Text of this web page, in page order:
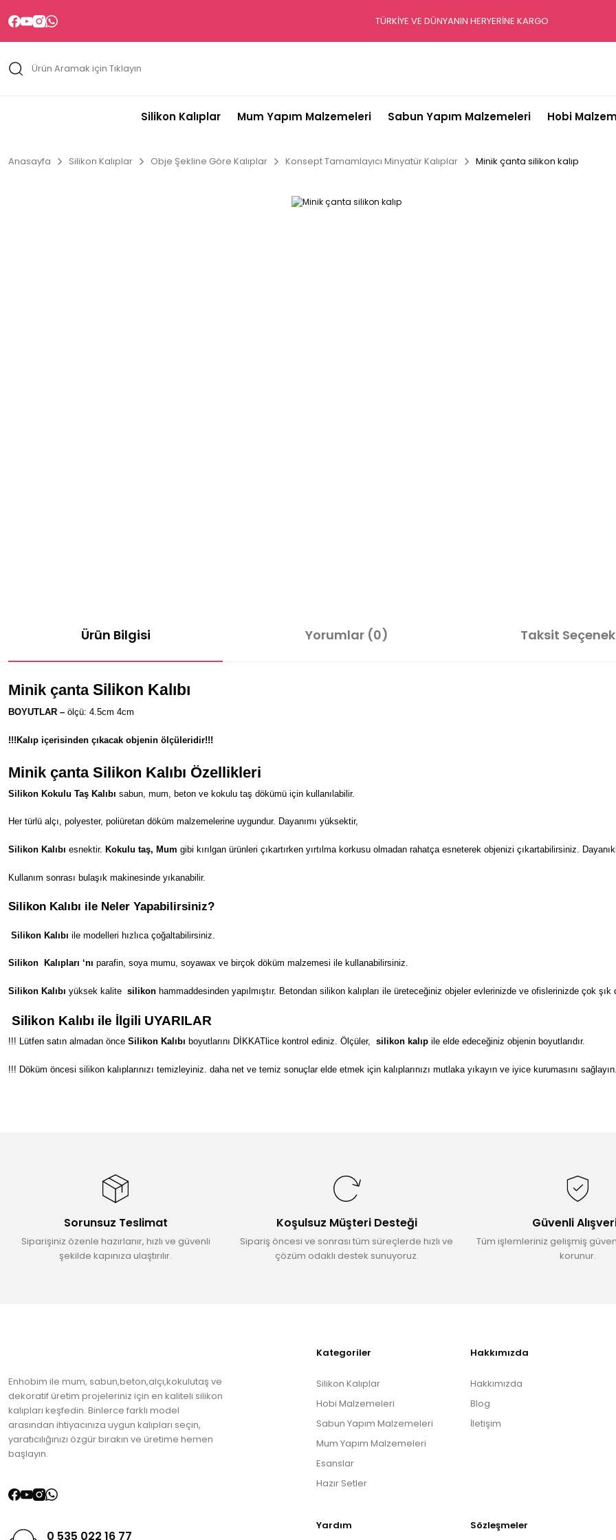
TÜRKİYE VE DÜNYANIN HERYERİNE KARGO
Silikon Kalıplar Mum Yapım Malzemeleri Sabun Yapım Malzemeleri Hobi
Anasayfa Silikon Kalıplar Obje Şekline Göre Kalıplar Konsept Tamamlayıcı Minyatür Kalıplar Minik çanta silikon kalıp
Ürün Bilgisi Yorumlar (0) Taksit
Minik çanta Silikon Kalıbı
BOYUTLAR – ölçü: 4.5cm 4cm
!!!Kalıp içerisinden çıkacak objenin ölçüleridir!!!
Minik çanta Silikon Kalıbı Özellikleri
Silikon Kokulu Taş Kalıbı sabun, mum, beton ve kokulu taş dökümü için kullanılabilir.
Her türlü alçı, polyester, poliüretan döküm malzemelerine uygundur. Dayanımı yüksektir,
Silikon Kalıbı esnektir. Kokulu taş, Mum gibi kırılgan ürünleri çıkartırken yırtılma korkusu olmadan rahatça esneterek objenizi çıkartabilirsiniz.
Kullanım sonrası bulaşık makinesinde yıkanabilir.
Silikon Kalıbı ile Neler Yapabilirsiniz?
Silikon Kalıbı ile modelleri hızlıca çoğaltabilirsiniz.
Silikon Kalıpları ‘nı parafin, soya mumu, soyawax ve birçok döküm malzemesi ile kullanabilirsiniz.
Silikon Kalıbı yüksek kalite silikon hammaddesinden yapılmıştır. Betondan silikon kalıpları ile üreteceğiniz objeler evlerinizde ve ofislerinizde çok
Silikon Kalıbı ile İlgili UYARILAR
!!! Lütfen satın almadan önce Silikon Kalıbı boyutlarını DİKKATlice kontrol ediniz. Ölçüler, silikon kalıp ile elde edeceğiniz objenin boyutlarıdır.
!!! Döküm öncesi silikon kalıplarınızı temizleyiniz. daha net ve temiz sonuçlar elde etmek için kalıplarınızı mutlaka yıkayın ve iyice kurumasını sağlayın.
Ürün açıklamasında eksik bilgiler bulunuyor.
Ürün fiyatı diğer sitelerden daha pahalı.
Bu ürüne benzer farklı alternatifler olmalı.
Sorunsuz Teslimat
Siparişiniz özenle hazırlanır, hızlı ve güvenli
şekilde kapınıza ulaştırılır.
Koşulsuz Müşteri Desteği
Sipariş öncesi ve sonrası tüm süreçlerde hızlı ve
çözüm odaklı destek sunuyoruz.
Güvenli
Tüm işlemleriniz gelişmiş
korunur.
Enhobim ile mum, sabun,beton,alçı,kokulutaş ve
dekoratif üretim projeleriniz için en kaliteli silikon
kalıpları keşfedin. Binlerce farklı model
arasından ihtiyacınıza uygun kalıpları seçin,
yaratıcılığınızı özgür bırakın ve üretime hemen
başlayın.
0 535 022 16 77
Kategoriler
Silikon Kalıplar
Hobi Malzemeleri
Sabun Yapım Malzemeleri
Mum Yapım Malzemeleri
Esanslar
Hazır Setler
Hakkımızda
Hakkımızda
Blog
İletişim
Yardım Sözleşmeler